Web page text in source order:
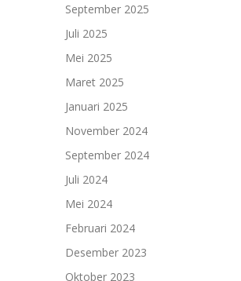
September 2025
Juli 2025
Mei 2025
Maret 2025
Januari 2025
November 2024
September 2024
Juli 2024
Mei 2024
Februari 2024
Desember 2023
Oktober 2023